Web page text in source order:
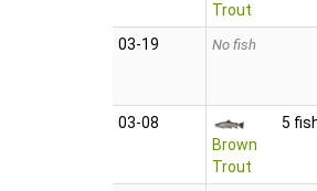
Trout
03‑19 No fish
03‑08
Brown
Trout
5